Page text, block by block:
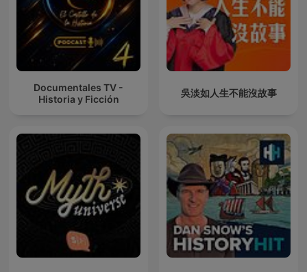
Documentales TV -
Historia y Ficción
吳淡如人生不能沒故事